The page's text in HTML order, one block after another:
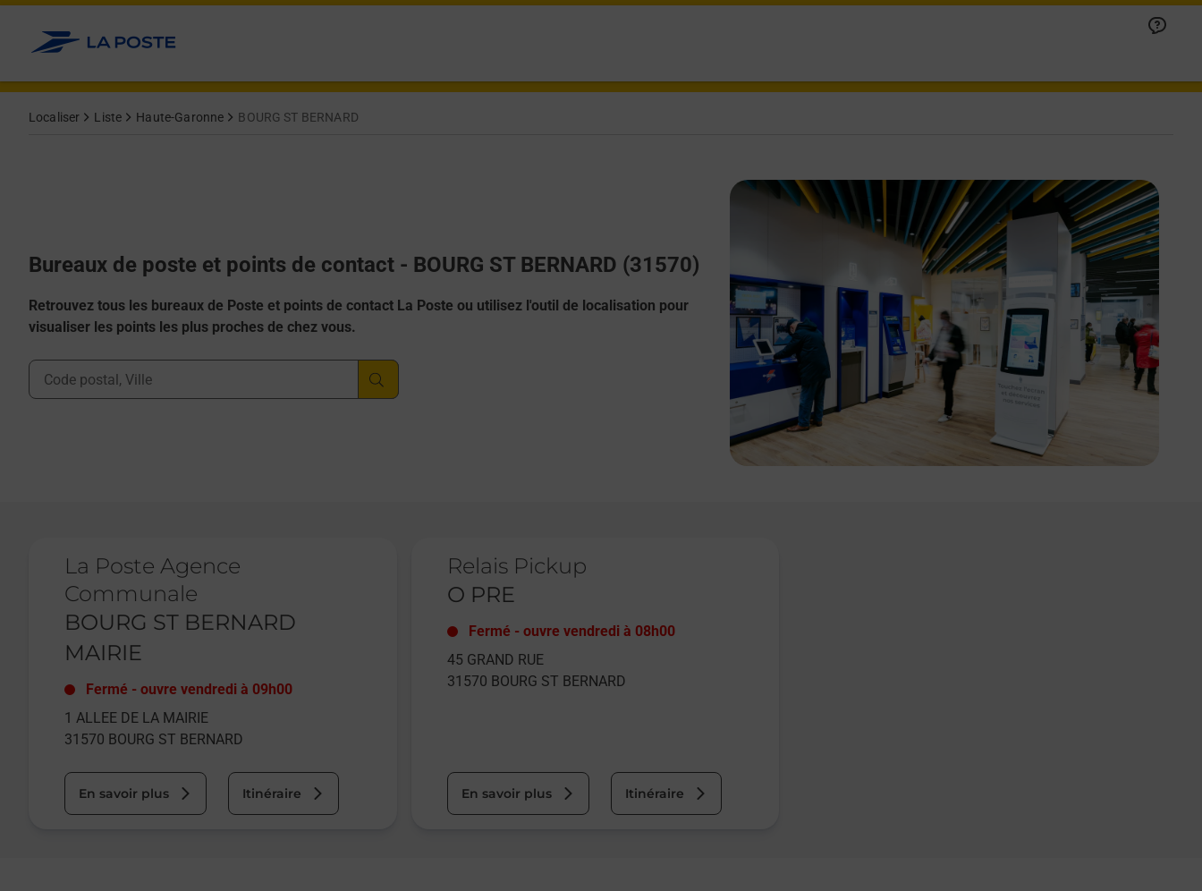
Allez au contenu
Localiser Liste Haute-Garonne BOURG ST BERNARD
Bureaux de poste et points de contact - BOURG ST BERNARD (31570)
Retrouvez tous les bureaux de Poste et points de contact La Poste ou utilisez l'outil de localisation pour
visualiser les points les plus proches de chez vous.
Ville, Département, Code Postal
La Poste Agence
Communale
BOURG ST BERNARD
MAIRIE
Fermé - ouvre vendredi à 09h00
1 ALLEE DE LA MAIRIE
31570 BOURG ST BERNARD
En savoir plus Itinéraire
Relais Pickup
O PRE
Fermé - ouvre vendredi à 08h00
45 GRAND RUE
31570 BOURG ST BERNARD
En savoir plus Itinéraire
Afficher ou masquer la réponse
Afficher ou masquer la réponse
Afficher ou masquer la réponse
Afficher ou masquer la réponse
Afficher ou masquer la réponse